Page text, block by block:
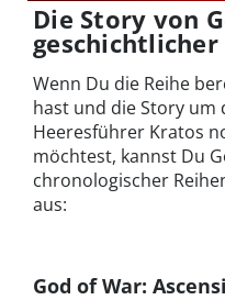
Die Story von
Wenn Du die Reihe
hast und die Story um
Heeresführer Kratos
möchtest, kannst Du
chronologischer
aus:
God of War: